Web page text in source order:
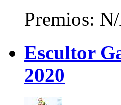
Premios:
Escultor
2020